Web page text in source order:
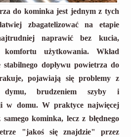
do kominka jest jednym z tych
zbagatelizować na etapie
naprawić bez kucia,
użytkowania. Wkład
dopływu powietrza do
pojawiają się problemy z
dymu, brudzeniem szyby i
w domu. W praktyce najwięcej
kominka, lecz z błędnego
"jakoś się znajdzie" przez